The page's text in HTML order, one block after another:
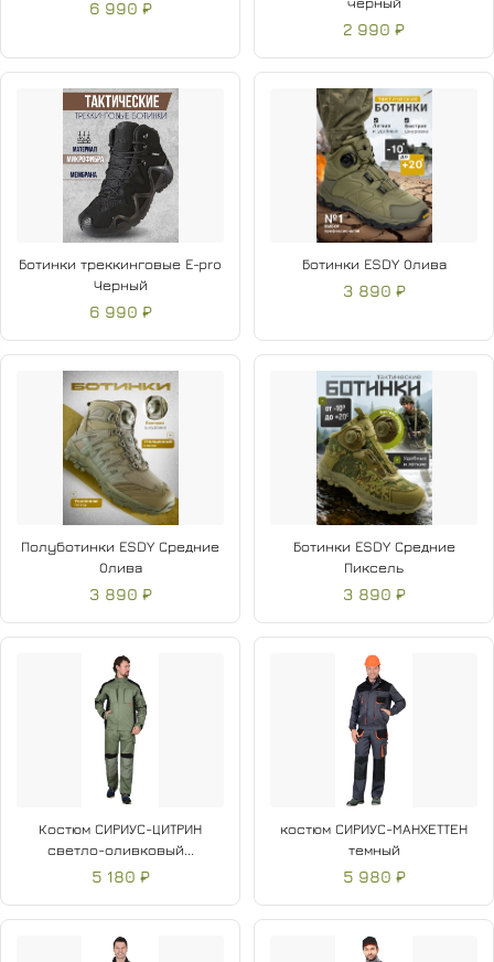
6 990 ₽
2 990 ₽
Ботинки треккинговые E-pro
Черный
6 990 ₽
Ботинки ESDY Олива
3 890 ₽
Полуботинки ESDY Средние
Олива
3 890 ₽
Ботинки ESDY Средние
Пиксель
3 890 ₽
Костюм СИРИУС-ЦИТРИН
светло-оливковый...
5 180 ₽
костюм СИРИУС-МАНХЕТТЕН
темный
5 980 ₽